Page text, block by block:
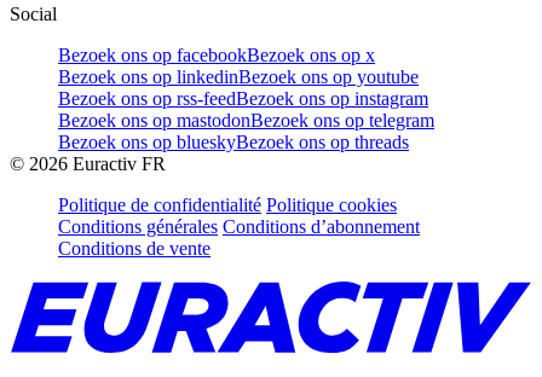
Social
Bezoek ons op facebookBezoek ons op x
Bezoek ons op linkedinBezoek ons op youtube
Bezoek ons op rss-feedBezoek ons op instagram
Bezoek ons op mastodonBezoek ons op telegram
Bezoek ons op blueskyBezoek ons op threads
© 2026 Euractiv FR
Politique de confidentialité Politique cookies
Conditions générales Conditions d’abonnement
Conditions de vente